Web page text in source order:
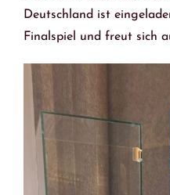
Deutschland ist
Finalspiel und freut sich